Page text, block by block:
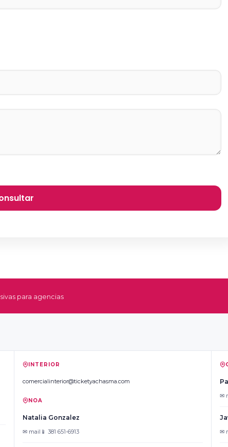
para agencias
INTERIOR
comercialinterior@ticketyachasma.com
NOA
Natalia Gonzalez
✉ mail 📱 381 651-6913
✉
✉